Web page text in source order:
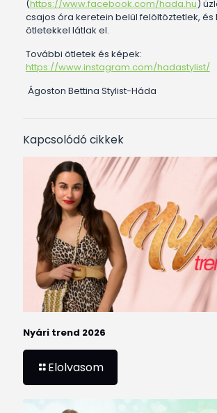
(https://www.facebook.com/hada.hu)
csajos óra keretein belül felöltöztetlek, és
ötletekkel látlak el.
További ötletek és képek:
https://www.instagram.com/hadastylist/
Ágoston Bettina Stylist-Háda
Kapcsolódó cikkek
Nyári trend 2026
Elolvasom